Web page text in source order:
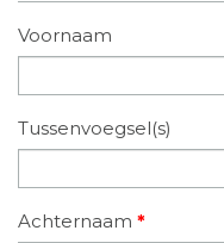
Voornaam
Tussenvoegsel(s)
Achternaam *